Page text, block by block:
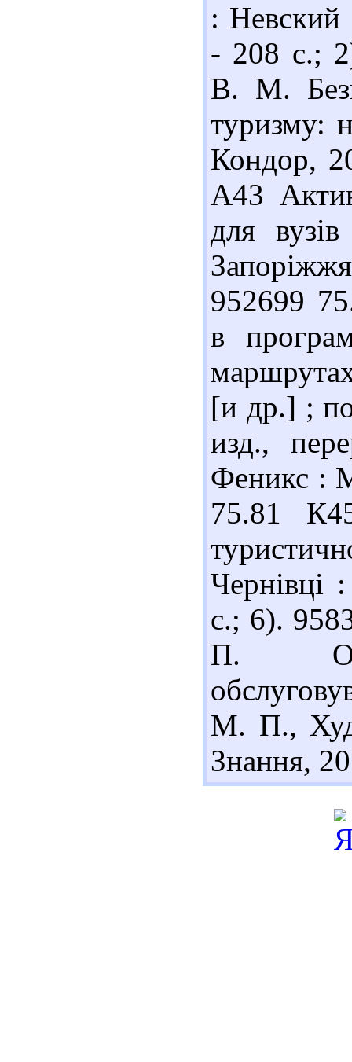
: Невский
- 208 с.;
В. М.
туризму:
Кондор,
А43
для
952699
в
[и др.] ;
изд.,
Феникс :
75.81
Чернівці
с.; 6).
П.
М. П.,
Знання,